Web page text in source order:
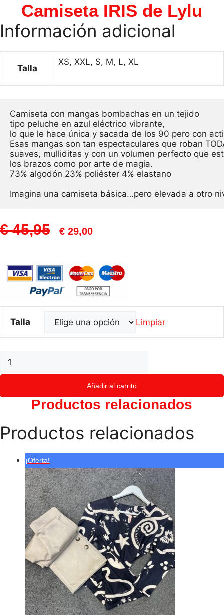
Camiseta IRIS de Lylu
Información adicional
Talla
XS, XXL, S, M, L, XL
Camiseta con mangas bombachas en un tejido
tipo peluche en azul eléctrico vibrante,
lo que le hace única y sacada de los 90 pero con
Esas mangas son tan espectaculares que roban
suaves, mulliditas y con un volumen perfecto que
los brazos como por arte de magia.
73% algodón 23% poliéster 4% elastano
Imagina una camiseta básica…pero elevada a otro
€45,95 El
Original
Era:
€ 45,95.
€ 29,00El
Actual
Es:
€ 29,00.
Talla Limpiar
IRIS
Lylu
cantidad
Añadir al carrito
Productos relacionados
Productos relacionados
¡Oferta!